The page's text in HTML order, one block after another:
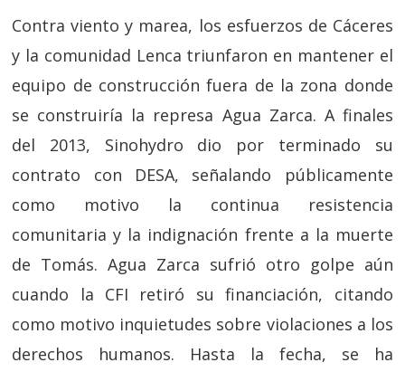
Contra viento y marea, los esfuerzos de Cáceres
y la comunidad Lenca triunfaron en mantener el
equipo de construcción fuera de la zona donde
se construiría la represa Agua Zarca. A finales
del 2013, Sinohydro dio por terminado su
contrato con DESA, señalando públicamente
como motivo la continua resistencia
comunitaria y la indignación frente a la muerte
de Tomás. Agua Zarca sufrió otro golpe aún
cuando la CFI retiró su financiación, citando
como motivo inquietudes sobre violaciones a los
derechos humanos. Hasta la fecha, se ha